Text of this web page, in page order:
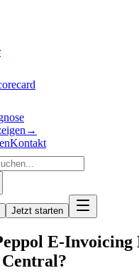
→
Kontakt
Jetzt starten
E-
Central?